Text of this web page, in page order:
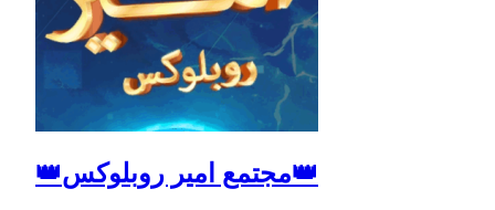
👑مجتمع امير روبلوكس👑